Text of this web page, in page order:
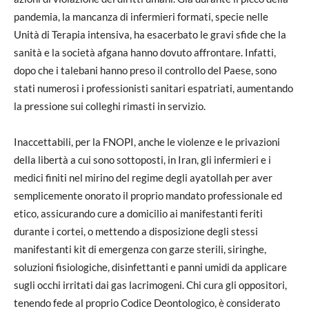
pandemia, la mancanza di infermieri formati, specie nelle
Unità di Terapia intensiva, ha esacerbato le gravi sfide che la
sanità e la società afgana hanno dovuto affrontare. Infatti,
dopo che i talebani hanno preso il controllo del Paese, sono
stati numerosi i professionisti sanitari espatriati, aumentando
la pressione sui colleghi rimasti in servizio.
Inaccettabili, per la FNOPI, anche le violenze e le privazioni
della libertà a cui sono sottoposti, in Iran, gli infermieri e i
medici finiti nel mirino del regime degli ayatollah per aver
semplicemente onorato il proprio mandato professionale ed
etico, assicurando cure a domicilio ai manifestanti feriti
durante i cortei, o mettendo a disposizione degli stessi
manifestanti kit di emergenza con garze sterili, siringhe,
soluzioni fisiologiche, disinfettanti e panni umidi da applicare
sugli occhi irritati dai gas lacrimogeni. Chi cura gli oppositori,
tenendo fede al proprio Codice Deontologico, è considerato